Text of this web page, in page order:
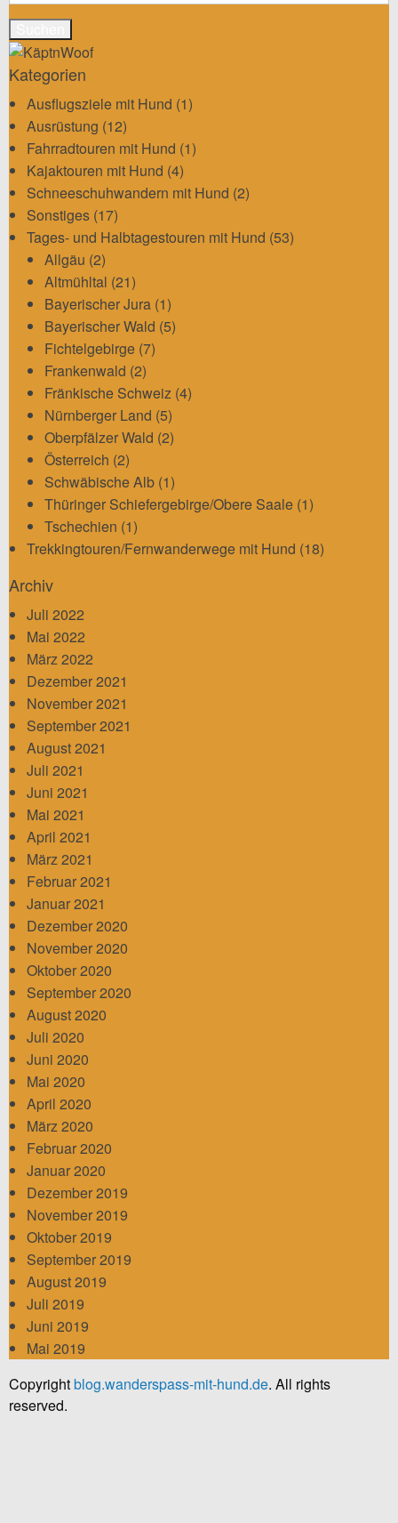
Kategorien
Ausflugsziele mit Hund (1)
Ausrüstung (12)
Fahrradtouren mit Hund (1)
Kajaktouren mit Hund (4)
Schneeschuhwandern mit Hund (2)
Sonstiges (17)
Tages- und Halbtagestouren mit Hund (53)
Allgäu (2)
Altmühltal (21)
Bayerischer Jura (1)
Bayerischer Wald (5)
Fichtelgebirge (7)
Frankenwald (2)
Fränkische Schweiz (4)
Nürnberger Land (5)
Oberpfälzer Wald (2)
Österreich (2)
Schwäbische Alb (1)
Thüringer Schiefergebirge/Obere Saale (1)
Tschechien (1)
Trekkingtouren/Fernwanderwege mit Hund (18)
Archiv
Juli 2022
Mai 2022
März 2022
Dezember 2021
November 2021
September 2021
August 2021
Juli 2021
Juni 2021
Mai 2021
April 2021
März 2021
Februar 2021
Januar 2021
Dezember 2020
November 2020
Oktober 2020
September 2020
August 2020
Juli 2020
Juni 2020
Mai 2020
April 2020
März 2020
Februar 2020
Januar 2020
Dezember 2019
November 2019
Oktober 2019
September 2019
August 2019
Juli 2019
Juni 2019
Mai 2019
Copyrightblog.wanderspass-mit-hund.de. All rights
reserved.